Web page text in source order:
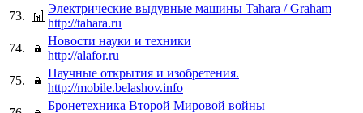
73.
Электрические выдувные машины Tahara / Graham
http://tahara.ru
74.
Новости науки и техники
http://alafor.ru
75.
Научные открытия и изобретения.
http://mobile.belashov.info
Бронетехника Второй Мировой войны